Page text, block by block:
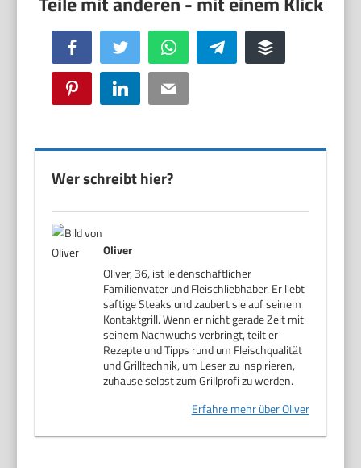
Facebook Twitter WhatsApp Telegram Buffer
Pinterest LinkedIn Email
Wer schreibt hier?
Oliver
Oliver, 36, ist leidenschaftlicher
Familienvater und Fleischliebhaber. Er liebt
saftige Steaks und zaubert sie auf seinem
Kontaktgrill. Wenn er nicht gerade Zeit mit
seinem Nachwuchs verbringt, teilt er
Rezepte und Tipps rund um Fleischqualität
und Grilltechnik, um Leser zu inspirieren,
zuhause selbst zum Grillprofi zu werden.
Erfahre mehr über Oliver